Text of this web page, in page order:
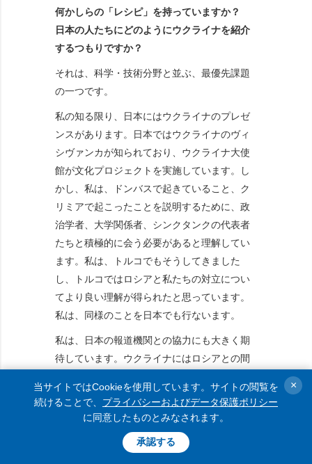
何かしらの「レシピ」を持っていますか？
日本の人たちにどのようにウクライナを紹介
するつもりですか？
それは、科学・技術分野と並ぶ、最優先課題
の一つです。
私の知る限り、日本にはウクライナのプレゼ
ンスがあります。日本ではウクライナのヴィ
シヴァンカが知られており、ウクライナ大使
館が文化プロジェクトを実施しています。し
かし、私は、ドンバスで起きていること、ク
リミアで起こったことを説明するために、政
治学者、大学関係者、シンクタンクの代表者
たちと積極的に会う必要があると理解してい
ます。私は、トルコでもそうしてきました
し、トルコではロシアと私たちの対立につい
てより良い理解が得られたと思っています。
私は、同様のことを日本でも行ないます。
私は、日本の報道機関との協力にも大きく期
待しています。ウクライナにはロシアとの間
史を持ち、自らの世界観やアジア観を持つ国
であり、独自に外政、日本との関係を組み立
てられるだけの完全な能力を持つ国だという
ことを日本の社会に幅広く説明するためで
当サイトではCookieを使用しています。サイトの閲覧を
続けることで、 プライバシーおよびデータ保護ポリシー
に同意したものとみなされます。
承認する
×